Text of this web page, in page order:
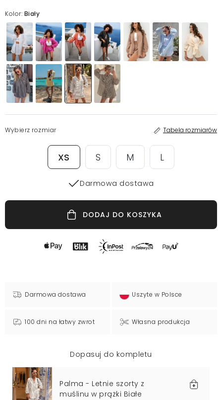
Kolor: Biały
Wybierz rozmiar Tabela rozmiarów
XS S M L
Darmowa dostawa
DODAJ DO KOSZYKA
Darmowa dostawa Uszyte w Polsce
100 dni na łatwy zwrot Własna produkcja
Dopasuj do kompletu
Palma - Letnie szorty z
muślinu w prążki Białe